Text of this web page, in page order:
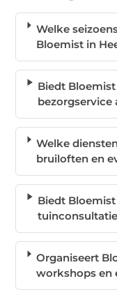
Welke
Bloemist in
Biedt
bezorgservice
Welke
bruiloften en
Biedt
Organiseert
workshops en